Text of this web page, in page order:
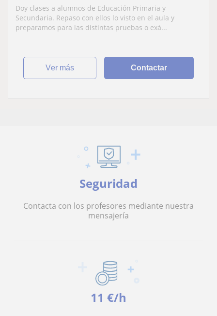
Doy clases a alumnos de Educación Primaria y
Secundaria. Repaso con ellos lo visto en el aula y
preparamos para las distintas pruebas o exá...
ver más Contactar
Seguridad
Contacta con los profesores mediante nuestra
mensajería
11 €/h